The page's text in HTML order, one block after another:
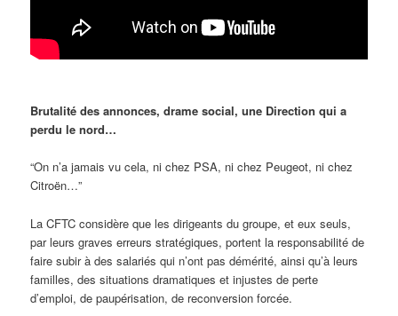
Brutalité des annonces, drame social, une Direction qui a
perdu le nord…
“On n’a jamais vu cela, ni chez PSA, ni chez Peugeot, ni chez
Citroën…”
La CFTC considère que les dirigeants du groupe, et eux seuls,
par leurs graves erreurs stratégiques, portent la responsabilité de
faire subir à des salariés qui n’ont pas démérité, ainsi qu’à leurs
familles, des situations dramatiques et injustes de perte
d’emploi, de paupérisation, de reconversion forcée.